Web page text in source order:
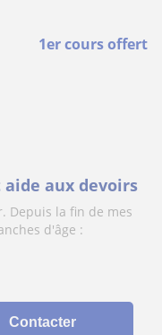
1er cours offert
aux devoirs
Depuis la fin de mes
d'âge :
Contacter